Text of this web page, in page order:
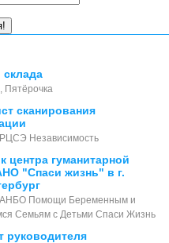
склада
Пятёрочка
сканирования
Независимость
центра гуманитарной
"Спаси жизнь" в г.
АНБО Помощи Беременным и
Семьям с Детьми Спаси Жизнь
руководителя